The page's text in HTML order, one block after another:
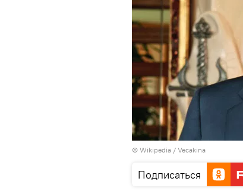
© Wikipedia / Vecakina
Подписаться